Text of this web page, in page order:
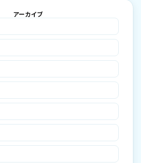
アーカイブ